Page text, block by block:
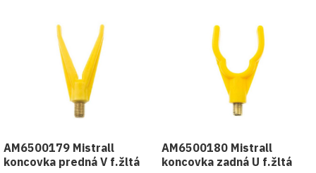
AM6500179 Mistrall
koncovka predná V f.žltá
AM6500180 Mistrall
koncovka zadná U f.žltá